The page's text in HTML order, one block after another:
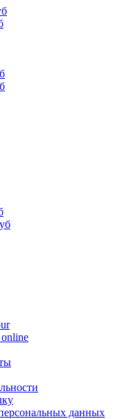
данных